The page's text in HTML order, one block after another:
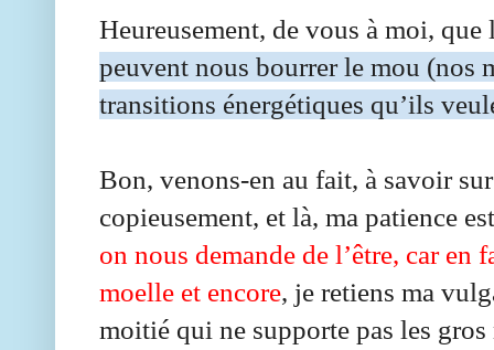
Heureusement, de vous à moi, que
peuvent nous bourrer le mou (nos
transitions énergétiques qu’ils
Bon, venons-en au fait, à savoir
copieusement, et là, ma patience
on nous demande de l’être, car en
moelle et encore, je retiens ma
moitié qui ne supporte pas les